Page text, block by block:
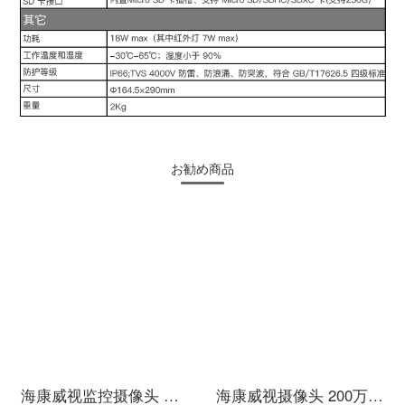
お勧め商品
海康威视监控摄像头 室内网络高清监控器安防监控设备套装探头130万非poeDS-2CD1311D-I 6mm 海康威视摄像头 200万高清红外音频半球 poe摄像头 室内手机远程监控器H265存储减半DS-IPC-T12H-IA 2.8mm